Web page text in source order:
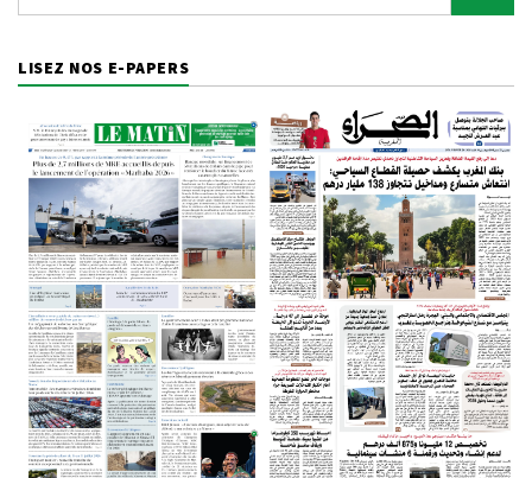
LISEZ NOS E-PAPERS